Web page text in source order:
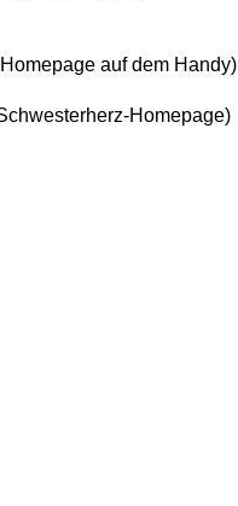
auf dem Handy)
Homepage)